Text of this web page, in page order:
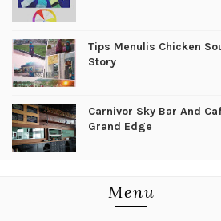
Tips Menulis Chicken
Story
Carnivor Sky Bar And
Grand Edge
Menu